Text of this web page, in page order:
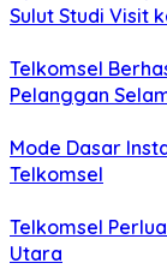
Sulut Studi Visit
Telkomsel
Pelanggan
Mode Dasar
Telkomsel
Telkomsel
Utara